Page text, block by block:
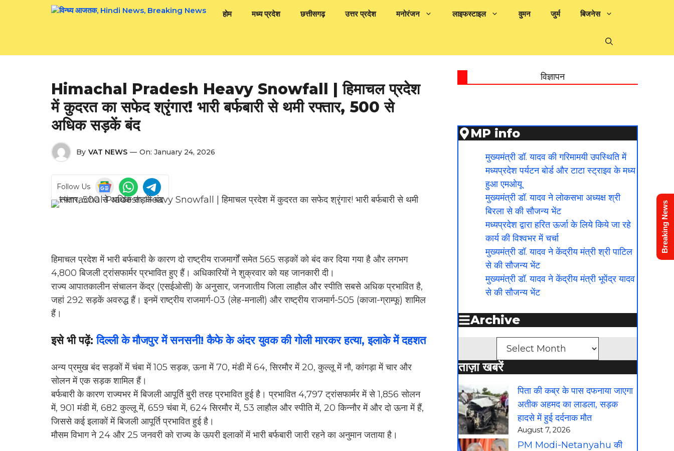
होम मध्य प्रदेश छत्तीसगढ़ उत्तर प्रदेश मनोरंजन लाइफस्टाइल वुमन जुर्म बिजनेस
Himachal Pradesh Heavy Snowfall | हिमाचल प्रदेश
में कुदरत का सफेद श्रृंगार! भारी बर्फबारी से थमी रफ्तार, 500 से
अधिक सड़कें बंद
By VAT NEWS — On: January 24, 2026
Follow Us
हिमाचल प्रदेश में भारी बर्फबारी के कारण दो राष्ट्रीय राजमार्गों समेत 565 सड़कों को बंद कर दिया गया है और लगभग
4,800 बिजली ट्रांसफार्मर प्रभावित हुए हैं। अधिकारियों ने शुक्रवार को यह जानकारी दी।
राज्य आपातकालीन संचालन केंद्र (एसईओसी) के अनुसार, जनजातीय जिला लाहौल और स्पीति सबसे अधिक प्रभावित है,
जहां 292 सड़कें अवरुद्ध हैं। इनमें राष्ट्रीय राजमार्ग-03 (लेह-मनाली) और राष्ट्रीय राजमार्ग-505 (काजा-ग्राम्फू) शामिल
हैं।
इसे भी पढ़ें:दिल्ली के मौजपुर में सनसनी! कैफे के अंदर युवक की गोली मारकर हत्या, इलाके में दहशत
अन्य प्रमुख बंद सड़कों में चंबा में 105 सड़क, ऊना में 70, मंडी में 64, सिरमौर में 20, कुल्लू में नौ, कांगड़ा में चार और
सोलन में एक सड़क शामिल हैं।
बर्फबारी के कारण राज्यभर में बिजली आपूर्ति बुरी तरह प्रभावित हुई है। प्रभावित 4,797 ट्रांसफार्मर में से 1,856 सोलन
में, 901 मंडी में, 682 कुल्लू में, 659 चंबा में, 624 सिरमौर में, 53 लाहौल और स्पीति में, 20 किन्नौर में और दो ऊना में हैं,
जिससे कई इलाकों में बिजली आपूर्ति प्रभावित हुई है।
मौसम विभाग ने 24 और 25 जनवरी को राज्य के ऊपरी इलाकों में भारी बर्फबारी जारी रहने का अनुमान जताया है।
विज्ञापन
MP info
मुख्यमंत्री डॉ. यादव की गरिमामयी उपस्थिति में
मध्यप्रदेश पर्यटन बोर्ड और टाटा स्ट्राइव के मध्य
हुआ एमओयू
मुख्यमंत्री डॉ. यादव ने लोकसभा अध्यक्ष श्री
बिरला से की सौजन्य भेंट
मध्यप्रदेश द्वारा हरित ऊर्जा के लिये किये जा रहे
कार्य की विश्वभर में चर्चा
मुख्यमंत्री डॉ. यादव ने केंद्रीय मंत्री श्री पाटिल
से की सौजन्य भेंट
मुख्यमंत्री डॉ. यादव ने केंद्रीय मंत्री भूपेंद्र यादव
से की सौजन्य भेंट
Archive
ताज़ा खबरें
पिता की कब्र के पास दफनाया जाएगा
अतीक अहमद का लाडला, सड़क
हादसे में हुई दर्दनाक मौत
August 7, 2026
PM Modi-Netanyahu की
Breaking News